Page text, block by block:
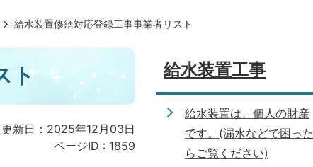
給水装置修繕対応登録工事事業者リスト
ト
更新日：2025年12月03日
ページID : 1859
給水装置工事
給水装置は、個人の財産
です。(漏水などで困った
らご覧ください)